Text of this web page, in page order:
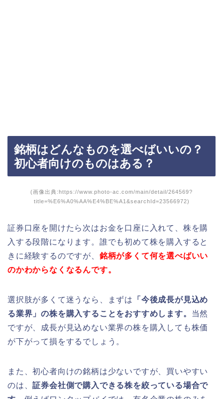
銘柄はどんなものを選べばいいの？
初心者向けのものはある？
(画像出典:https://www.photo-ac.com/main/detail/264569?
title=%E6%A0%AA%E4%BE%A1&searchId=23566972)
証券口座を開けたら次はお金を口座に入れて、株を購
入する段階になります。誰でも初めて株を購入すると
きに経験するのですが、 銘柄が多くて何を選べばいい
のかわからなくなるんです。
選択肢が多くて迷うなら、まずは
「今後成長が見込め
る業界」の株を購入することをおすすめします。 当然
ですが、成長が見込めない業界の株を購入しても株価
が下がって損をするでしょう。
また、初心者向けの銘柄は少ないですが、買いやすい
のは、証券会社側で購入できる株を絞っている場合で